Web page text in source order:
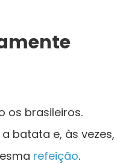
os brasileiros.
batata e, às vezes,
refeição.